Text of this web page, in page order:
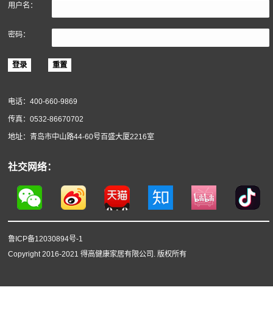
软木材料
服务政策